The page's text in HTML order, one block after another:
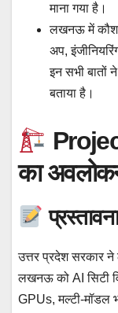
माना गया है।
लखनऊ में
अप,
इन सभी बातों
बताया है।
का
उत्तर प्रदेश सरकार
लखनऊ को AI सिटी
GPUs, मल्टी-मॉडल